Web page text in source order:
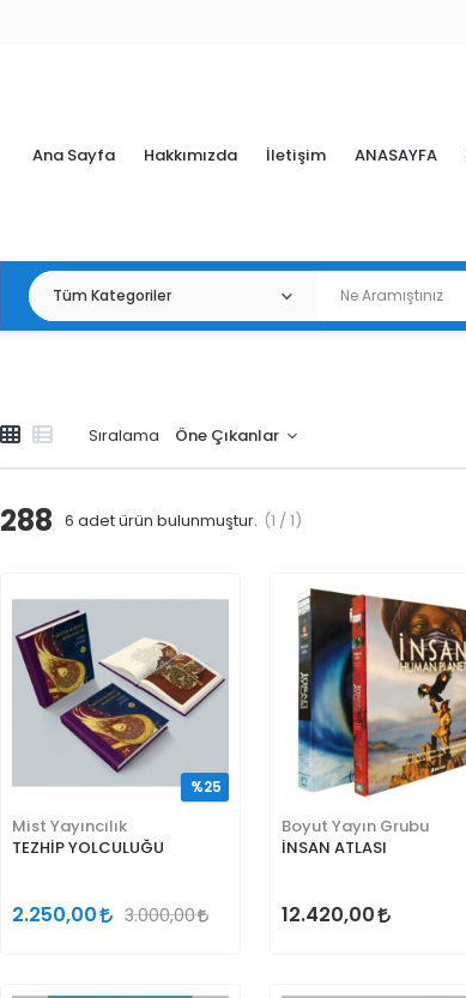
Ana Sayfa Hakkımızda İletişim ANASAYFA
Sıralama
288 6 adet ürün bulunmuştur. (1 / 1)
Mist Yayıncılık
TEZHİP YOLCULUĞU
2.250,00 3.000,00
%25
Boyut Yayın Grubu
İNSAN ATLASI
12.420,00